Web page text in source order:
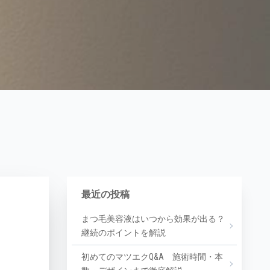
最近の投稿
まつ毛美容液はいつから効果が出る？
継続のポイントを解説
初めてのマツエクQ&A 施術時間・本